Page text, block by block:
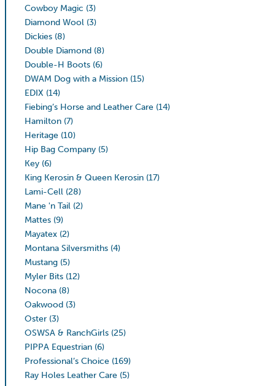
Cowboy Magic (3)
Diamond Wool (3)
Dickies (8)
Double Diamond (8)
Double-H Boots (6)
DWAM Dog with a Mission (15)
EDIX (14)
Fiebing’s Horse and Leather Care (14)
Hamilton (7)
Heritage (10)
Hip Bag Company (5)
Key (6)
King Kerosin & Queen Kerosin (17)
Lami-Cell (28)
Mane 'n Tail (2)
Mattes (9)
Mayatex (2)
Montana Silversmiths (4)
Mustang (5)
Myler Bits (12)
Nocona (8)
Oakwood (3)
Oster (3)
OSWSA & RanchGirls (25)
PIPPA Equestrian (6)
Professional’s Choice (169)
Ray Holes Leather Care (5)